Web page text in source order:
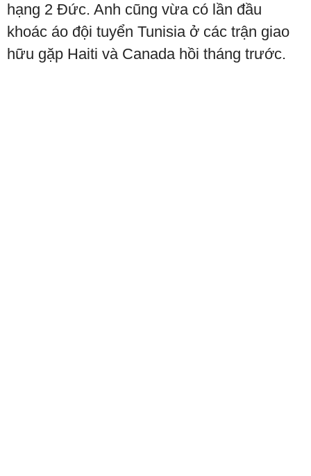
hạng 2 Đức. Anh cũng vừa có lần đầu
khoác áo đội tuyển Tunisia ở các trận giao
hữu gặp Haiti và Canada hồi tháng trước.